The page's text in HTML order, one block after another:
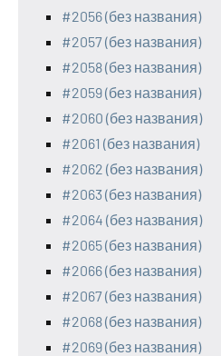
#2056 (без названия)
#2057 (без названия)
#2058 (без названия)
#2059 (без названия)
#2060 (без названия)
#2061 (без названия)
#2062 (без названия)
#2063 (без названия)
#2064 (без названия)
#2065 (без названия)
#2066 (без названия)
#2067 (без названия)
#2068 (без названия)
#2069 (без названия)